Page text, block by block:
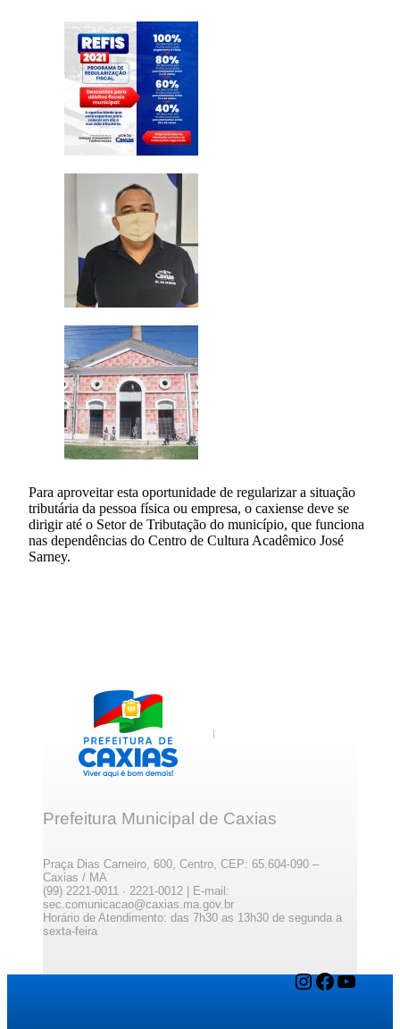
Para aproveitar esta oportunidade de regularizar a situação
tributária da pessoa física ou empresa, o caxiense deve se
dirigir até o Setor de Tributação do município, que funciona
nas dependências do Centro de Cultura Acadêmico José
Sarney.
Prefeitura Municipal de Caxias
Praça Dias Carneiro, 600, Centro, CEP: 65.604-090 –
Caxias / MA
(99) 2221-0011 · 2221-0012 | E-mail:
sec.comunicacao@caxias.ma.gov.br
Horário de Atendimento: das 7h30 as 13h30 de segunda a
sexta-feira
InstagramFacebook YouTube